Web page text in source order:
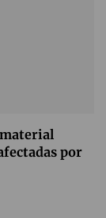
por